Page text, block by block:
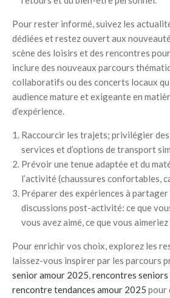
Pour rester informé, suivez les
dédiées et restez ouvert aux
scène des loisirs et des rencontres
inclure des nouveaux parcours
collaboratifs ou des concerts locaux
audience mature et exigeante en
d’expérience.
Raccourcir les trajets; privilégier
services et d’options de transport
Prévoir une tenue adaptée et du
l’activité (chaussures confortables,
Préparer des expériences à partager
discussions post-activité: ce que
vous avez aimé, ce que vous
Pour enrichir vos choix, explorez les
laissez-vous inspirer par les parcours
senior amour 2025,rencontres seniors
rencontre tendances amour 2025 pour